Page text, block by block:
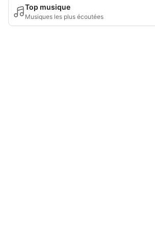
Top musique
Musiques les plus écoutées